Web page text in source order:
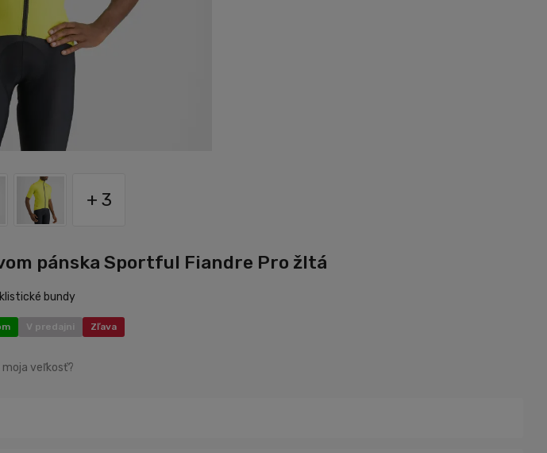
+ 3
pánska Sportful Fiandre Pro žltá
bundy
V predajni Zľava
moja veľkosť?